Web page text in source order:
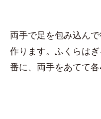
両手で足を包み込ん
作ります。ふくらは
番に、両手をあてて各